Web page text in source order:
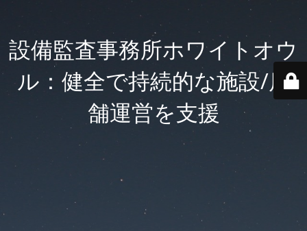
設備監査事務所ホワイトオウ
ル：健全で持続的な施設/店
舗運営を支援